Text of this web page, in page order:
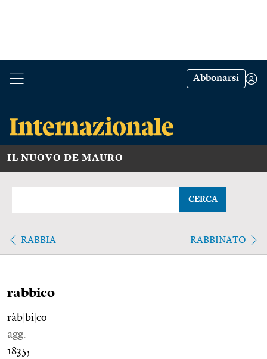
Abbonarsi
IL NUOVO DE MAURO
CERCA
RABBIA RABBINATO
rabbico
ràb bi co
agg.
1835;